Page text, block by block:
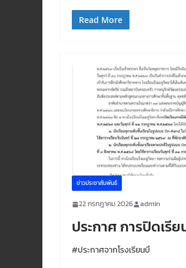
Read More
ข่าวประชาสัมพันธ์
22 กรกฎาคม 2026 admin
ประกาศ การปิดเรี
#ประกาศจากโรงเรียนบึ